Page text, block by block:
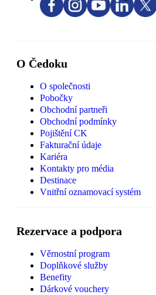
O Čedoku
O společnosti
Pobočky
Obchodní partneři
Obchodní podmínky
Pojištění CK
Fakturační údaje
Kariéra
Kontakty pro média
Destinace
Vnitřní oznamovací systém
Rezervace a podpora
Věrnostní program
Doplňkové služby
Benefity
Dárkové vouchery